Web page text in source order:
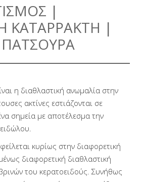
|
ΚΑΤΑΡΡΑΚΤΗ |
ΠΑΤΣΟΥΡΑ
η διαθλαστική ανωμαλία στην
ακτίνες εστιάζονται σε
σημεία με αποτέλεσμα την
κυρίως στην διαφορετική
διαφορετική διαθλαστική
του κερατοειδούς. Συνήθως